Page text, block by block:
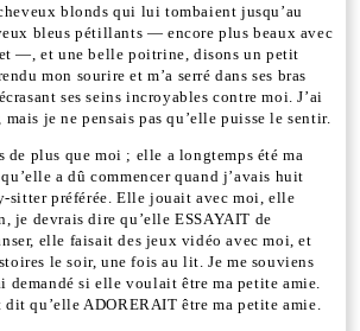
blonds qui lui tombaient jusqu’au
bleus pétillants — encore plus beaux avec
—, et une belle poitrine, disons un petit
mon sourire et m’a serré dans ses bras
ses seins incroyables contre moi. J’ai
mais je ne pensais pas qu’elle puisse le sentir.
de plus que moi ; elle a longtemps été ma
a dû commencer quand j’avais huit
sitter préférée. Elle jouait avec moi, elle
je devrais dire qu’elle ESSAYAIT de
elle faisait des jeux vidéo avec moi, et
le soir, une fois au lit. Je me souviens
si elle voulait être ma petite amie.
qu’elle ADORERAIT être ma petite amie.